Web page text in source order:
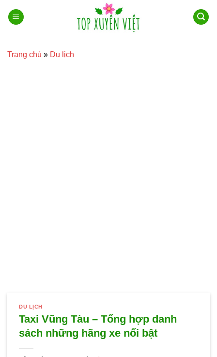
qua
Trang chủ » Du lịch
DU LỊCH
Taxi Vũng Tàu – Tổng hợp danh
sách những hãng xe nổi bật